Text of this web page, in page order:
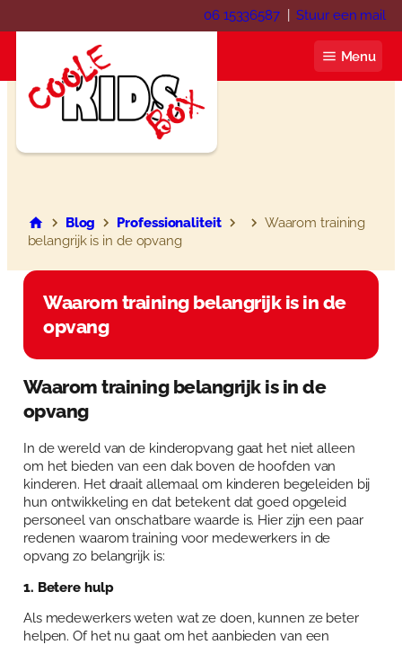
naar
06 15336587|Stuur een mail
Menu
Blog
Webshop
Winkelwagen
Contact
Inloggen
Blog Professionaliteit
Waarom training
belangrijk is in de opvang
Waarom training belangrijk is in de
opvang
Waarom training belangrijk is in de
opvang
In de wereld van de kinderopvang gaat het niet alleen
om het bieden van een dak boven de hoofden van
kinderen. Het draait allemaal om kinderen begeleiden bij
hun ontwikkeling en dat betekent dat goed opgeleid
personeel van onschatbare waarde is. Hier zijn een paar
redenen waarom training voor medewerkers in de
opvang zo belangrijk is:
1. Betere hulp
Als medewerkers weten wat ze doen, kunnen ze beter
helpen. Of het nu gaat om het aanbieden van een